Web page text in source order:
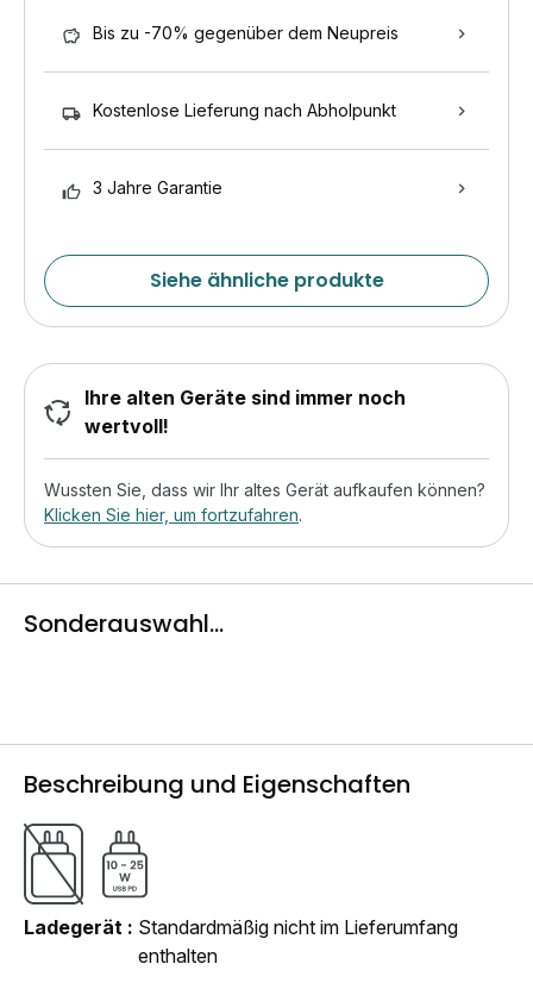
Bis zu -70% gegenüber dem Neupreis
Kostenlose Lieferung nach Abholpunkt
3 Jahre Garantie
Siehe ähnliche produkte
Ihre alten Geräte sind immer noch
wertvoll!
Wussten Sie, dass wir Ihr altes Gerät aufkaufen können?
Klicken Sie hier, um fortzufahren.
Sonderauswahl...
Beschreibung und Eigenschaften
Ladegerät
Standardmäßig nicht im Lieferumfang
enthalten